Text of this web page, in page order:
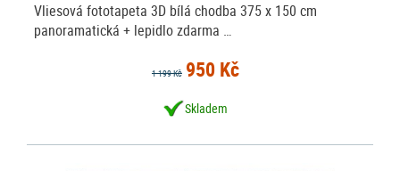
Vliesová fototapeta 3D bílá chodba 375 x 150 cm
panoramatická + lepidlo zdarma …
1 199 Kč 950 Kč
Skladem